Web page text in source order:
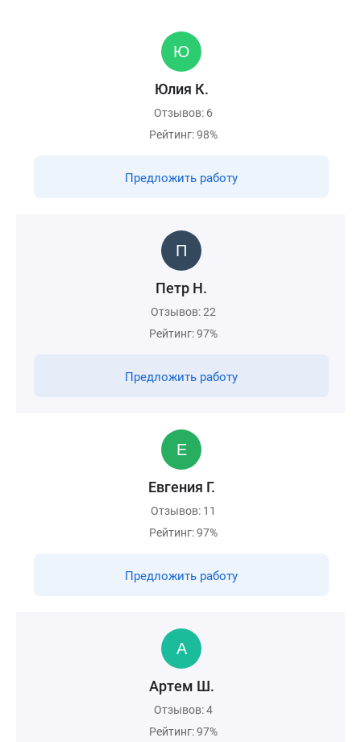
Юлия К.
Отзывов: 6
Рейтинг: 98%
Предложить работу
Петр Н.
Отзывов: 22
Рейтинг: 97%
Предложить работу
Евгения Г.
Отзывов: 11
Рейтинг: 97%
Предложить работу
Артем Ш.
Отзывов: 4
Рейтинг: 97%